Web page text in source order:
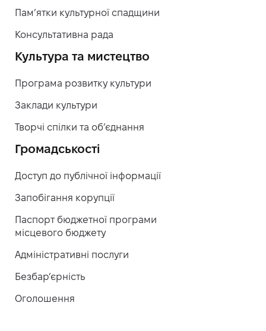
Пам’ятки культурної спадщини
Консультативна рада
Культура та мистецтво
Програма розвитку культури
Заклади культури
Творчі спілки та об’єднання
Громадськості
Доступ до публічної інформації
Запобігання корупції
Паспорт бюджетної програми
місцевого бюджету
Адміністративні послуги
Безбар’єрність
Оголошення